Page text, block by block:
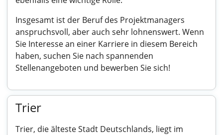
Insgesamt ist der Beruf des Projektmanagers
anspruchsvoll, aber auch sehr lohnenswert. Wenn
Sie Interesse an einer Karriere in diesem Bereich
haben, suchen Sie nach spannenden
Stellenangeboten und bewerben Sie sich!
Trier
Trier, die älteste Stadt Deutschlands, liegt im